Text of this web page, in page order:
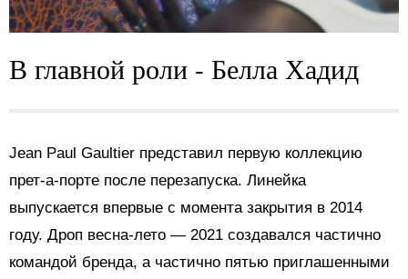
В главной роли - Белла Хадид
Jean Paul Gaultier представил первую коллекцию
прет-а-порте после перезапуска. Линейка
выпускается впервые с момента закрытия в 2014
году. Дроп весна-лето — 2021 создавался частично
командой бренда, а частично пятью приглашенными